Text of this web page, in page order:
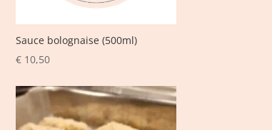
Sauce bolognaise (500ml)
€ 10,50